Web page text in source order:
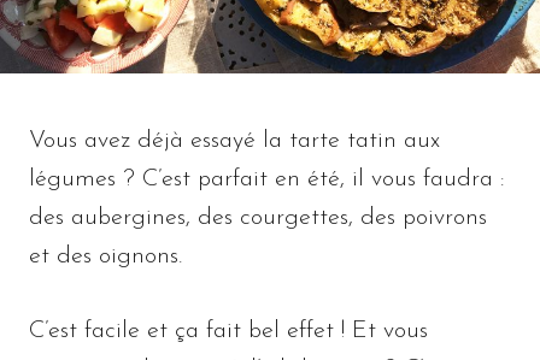
Vous avez déjà essayé la tarte tatin aux
légumes ? C’est parfait en été, il vous faudra :
des aubergines, des courgettes, des poivrons
et des oignons.
C’est facile et ça fait bel effet ! Et vous